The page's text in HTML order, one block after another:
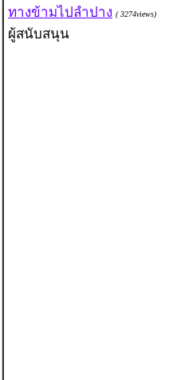
ทางข้ามไปลำปาง ( 3274views)
ผู้สนับสนุน